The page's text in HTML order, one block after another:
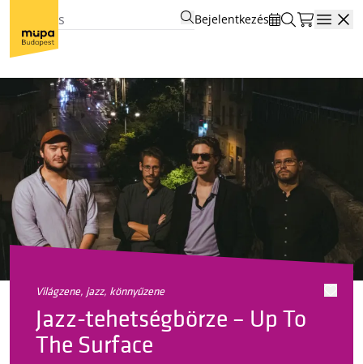
Bejelentkezés
világzene, jazz, könnyűzene
Jazz-tehetségbörze – Up To
The Surface